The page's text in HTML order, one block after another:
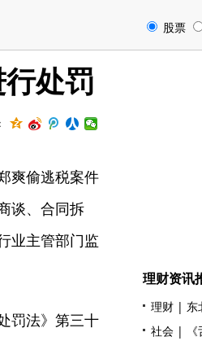
股票
处罚
爽偷逃税案件
谈、合同拆
业主管部门监
罚法》第三十
理财资讯
理财 | 东
社会 |